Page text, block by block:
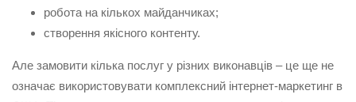
робота на кількох майданчиках;
створення якісного контенту.
Але замовити кілька послуг у різних виконавців – це ще не
означає використовувати комплексний інтернет-маркетинг в